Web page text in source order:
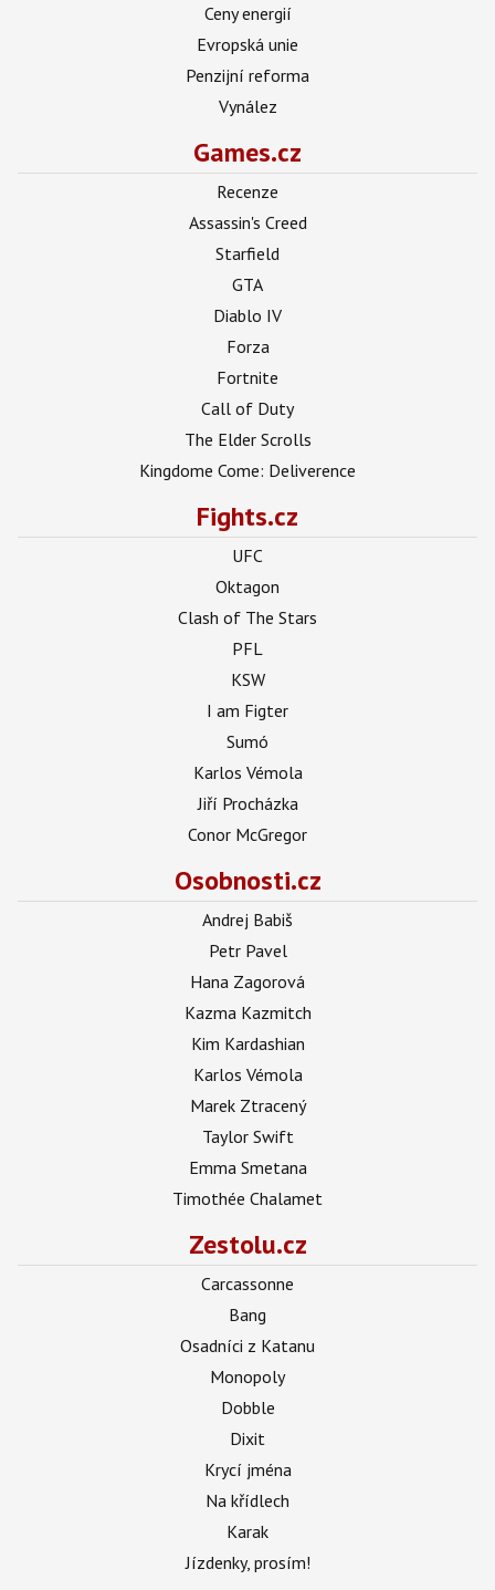
Ceny energií
Evropská unie
Penzijní reforma
Vynález
Games.cz
Recenze
Assassin's Creed
Starfield
GTA
Diablo IV
Forza
Fortnite
Call of Duty
The Elder Scrolls
Kingdome Come: Deliverence
Fights.cz
UFC
Oktagon
Clash of The Stars
PFL
KSW
I am Figter
Sumó
Karlos Vémola
Jiří Procházka
Conor McGregor
Osobnosti.cz
Andrej Babiš
Petr Pavel
Hana Zagorová
Kazma Kazmitch
Kim Kardashian
Karlos Vémola
Marek Ztracený
Taylor Swift
Emma Smetana
Timothée Chalamet
Zestolu.cz
Carcassonne
Bang
Osadníci z Katanu
Monopoly
Dobble
Dixit
Krycí jména
Na křídlech
Karak
Jízdenky, prosím!